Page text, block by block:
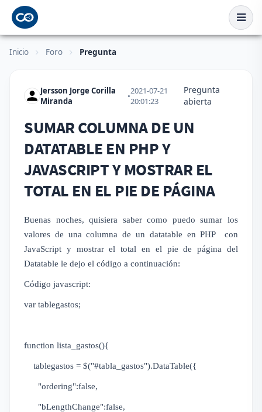
Inicio Foro Pregunta
Jersson Jorge Corilla
Miranda
•2021-07-21
20:01:23
Pregunta
abierta
SUMAR COLUMNA DE UN
DATATABLE EN PHP Y
JAVASCRIPT Y MOSTRAR EL
TOTAL EN EL PIE DE PÁGINA
Buenas noches, quisiera saber como puedo sumar los
valores de una columna de un datatable en PHP con
JavaScript y mostrar el total en el pie de página del
Datatable le dejo el código a continuación:
Código javascript:
var tablegastos;
function lista_gastos(){
tablegastos = $("#tabla_gastos").DataTable({
"ordering":false,
"bLengthChange":false,